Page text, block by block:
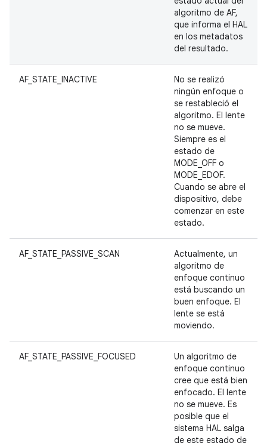
algoritmo de AF,
que informa el HAL
en los metadatos
del resultado.
AF_STATE_INACTIVE
No se realizó
ningún enfoque o
se restableció el
algoritmo. El lente
no se mueve.
Siempre es el
estado de
MODE_OFF o
MODE_EDOF.
Cuando se abre el
dispositivo, debe
comenzar en este
estado.
AF_STATE_PASSIVE_SCAN
Actualmente, un
algoritmo de
enfoque continuo
está buscando un
buen enfoque. El
lente se está
moviendo.
AF_STATE_PASSIVE_FOCUSED
Un algoritmo de
enfoque continuo
cree que está bien
enfocado. El lente
no se mueve. Es
posible que el
sistema HAL salga
de este estado de